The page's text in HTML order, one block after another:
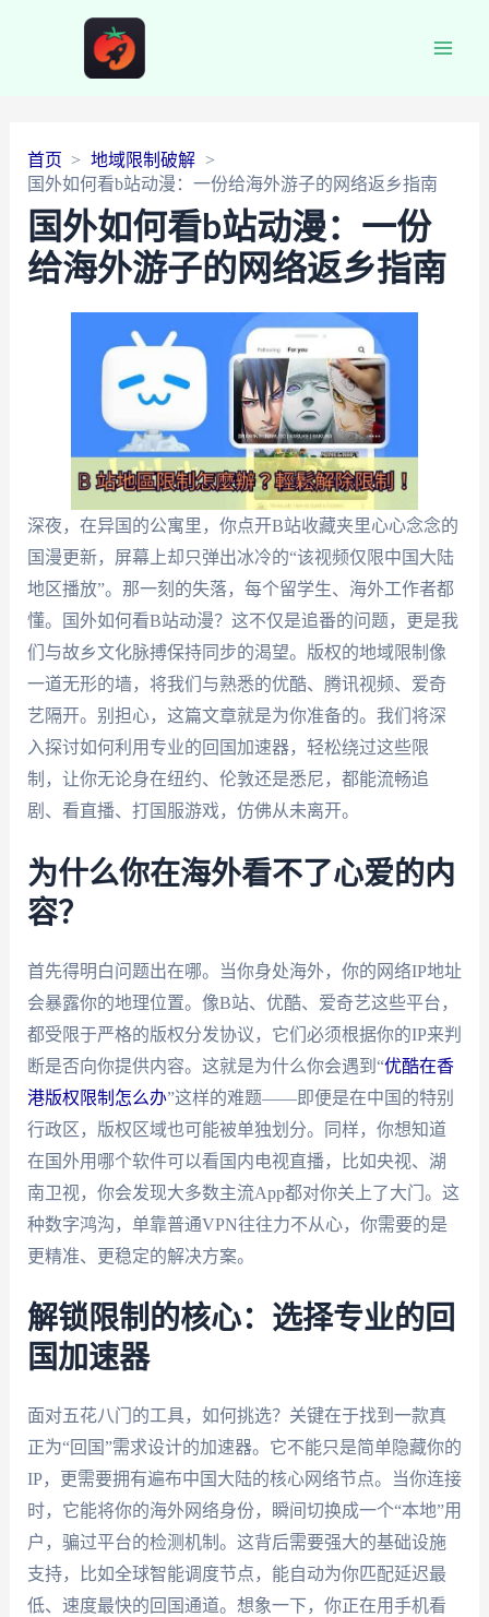
首页
地域限制破解
国外如何看b站动漫：一份给海外游子的网络返乡指南
国外如何看b站动漫：一份
给海外游子的网络返乡指南
深夜，在异国的公寓里，你点开B站收藏夹里心心念念的
国漫更新，屏幕上却只弹出冰冷的“该视频仅限中国大陆
地区播放”。那一刻的失落，每个留学生、海外工作者都
懂。国外如何看B站动漫？这不仅是追番的问题，更是我
们与故乡文化脉搏保持同步的渴望。版权的地域限制像
一道无形的墙，将我们与熟悉的优酷、腾讯视频、爱奇
艺隔开。别担心，这篇文章就是为你准备的。我们将深
入探讨如何利用专业的回国加速器，轻松绕过这些限
制，让你无论身在纽约、伦敦还是悉尼，都能流畅追
剧、看直播、打国服游戏，仿佛从未离开。
为什么你在海外看不了心爱的内
容？
首先得明白问题出在哪。当你身处海外，你的网络IP地址
会暴露你的地理位置。像B站、优酷、爱奇艺这些平台，
都受限于严格的版权分发协议，它们必须根据你的IP来判
断是否向你提供内容。这就是为什么你会遇到“优酷在香
港版权限制怎么办”这样的难题——即便是在中国的特别
行政区，版权区域也可能被单独划分。同样，你想知道
在国外用哪个软件可以看国内电视直播，比如央视、湖
南卫视，你会发现大多数主流App都对你关上了大门。这
种数字鸿沟，单靠普通VPN往往力不从心，你需要的是
更精准、更稳定的解决方案。
解锁限制的核心：选择专业的回
国加速器
面对五花八门的工具，如何挑选？关键在于找到一款真
正为“回国”需求设计的加速器。它不能只是简单隐藏你的
IP，更需要拥有遍布中国大陆的核心网络节点。当你连接
时，它能将你的海外网络身份，瞬间切换成一个“本地”用
户，骗过平台的检测机制。这背后需要强大的基础设施
支持，比如全球智能调度节点，能自动为你匹配延迟最
低、速度最快的回国通道。想象一下，你正在用手机看